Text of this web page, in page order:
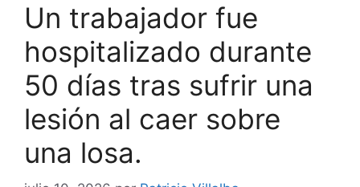
Un trabajador fue
hospitalizado durante
50 días tras sufrir una
lesión al caer sobre
una losa.